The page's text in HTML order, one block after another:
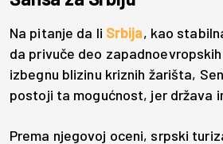
Na pitanje da li Srbija, kao
da privuče deo
izbegnu blizinu kriznih žarišta,
postoji ta mogućnost, jer država
Prema njegovoj oceni, srpski